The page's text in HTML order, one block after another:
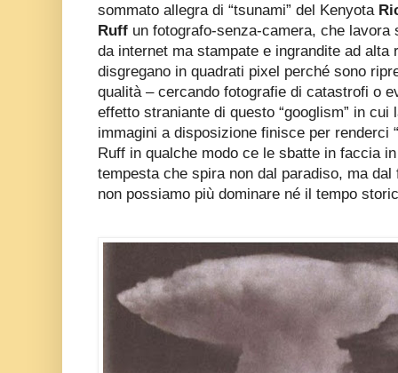
sommato allegra di “tsunami” del Kenyota
Ruff un fotografo-senza-camera, che lavora
da internet ma stampate e ingrandite ad
disgregano in quadrati pixel perché sono
qualità – cercando fotografie di catastrofi o
effetto straniante di questo “googlism” in
immagini a disposizione finisce per renderci
Ruff in qualche modo ce le sbatte in faccia
tempesta che spira non dal paradiso, ma
non possiamo più dominare né il tempo